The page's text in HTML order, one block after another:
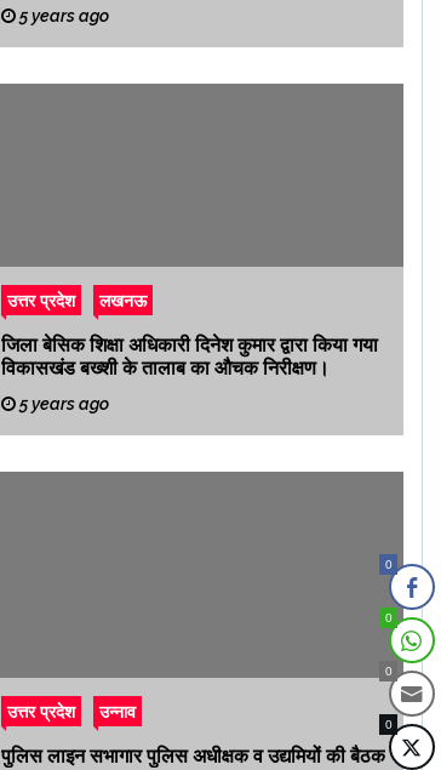
5 years ago
उत्तर प्रदेश लखनऊ
जिला बेसिक शिक्षा अधिकारी दिनेश कुमार द्वारा किया गया
विकासखंड बख्शी के तालाब का औचक निरीक्षण।
5 years ago
उत्तर प्रदेश उन्नाव
पुलिस लाइन सभागार पुलिस अधीक्षक व उद्यमियों की बैठक
0
0
0
0